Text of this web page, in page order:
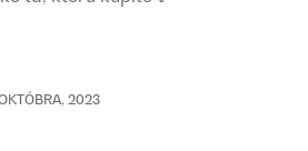
2023